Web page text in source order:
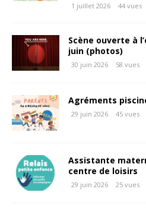
1 juillet 2026 44 vues
Scène ouverte à
juin (photos)
30 juin 2026 58 vues
Agréments
29 juin 2026 45 vues
Assistante
centre de loisirs
29 juin 2026 25 vues